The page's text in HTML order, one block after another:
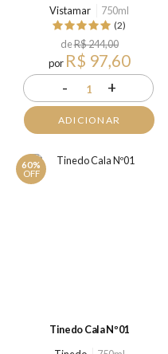
Vistamar
750ml
(2)
deR$ 244,00
por R$ 97,60
- 1 +
ADICIONAR
60%
OFF
Tinedo Cala Nº01